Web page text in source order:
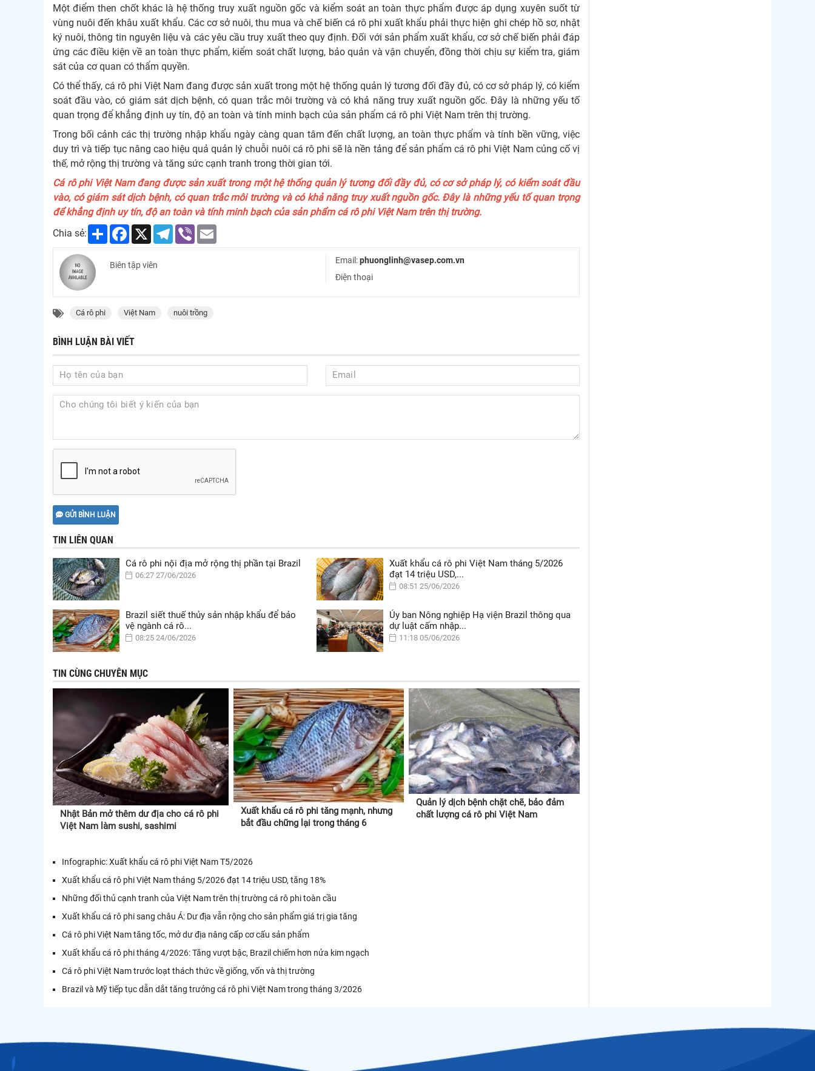
Một điểm then chốt khác là hệ thống truy xuất nguồn gốc và kiểm soát an toàn thực phẩm được áp dụng xuyên suốt từ
vùng nuôi đến khâu xuất khẩu. Các cơ sở nuôi, thu mua và chế biến cá rô phi xuất khẩu phải thực hiện ghi chép hồ sơ, nhật
ký nuôi, thông tin nguyên liệu và các yêu cầu truy xuất theo quy định. Đối với sản phẩm xuất khẩu, cơ sở chế biến phải đáp
ứng các điều kiện về an toàn thực phẩm, kiểm soát chất lượng, bảo quản và vận chuyển, đồng thời chịu sự kiểm tra, giám
sát của cơ quan có thẩm quyền.
Có thể thấy, cá rô phi Việt Nam đang được sản xuất trong một hệ thống quản lý tương đối đầy đủ, có cơ sở pháp lý, có kiểm
soát đầu vào, có giám sát dịch bệnh, có quan trắc môi trường và có khả năng truy xuất nguồn gốc. Đây là những yếu tố
quan trọng để khẳng định uy tín, độ an toàn và tính minh bạch của sản phẩm cá rô phi Việt Nam trên thị trường.
Trong bối cảnh các thị trường nhập khẩu ngày càng quan tâm đến chất lượng, an toàn thực phẩm và tính bền vững, việc
duy trì và tiếp tục nâng cao hiệu quả quản lý chuỗi nuôi cá rô phi sẽ là nền tảng để sản phẩm cá rô phi Việt Nam củng cố vị
thế, mở rộng thị trường và tăng sức cạnh tranh trong thời gian tới.
Cá rô phi Việt Nam đang được sản xuất trong một hệ thống quản lý tương đối đầy đủ, có cơ sở pháp lý, có kiểm soát đầu
vào, có giám sát dịch bệnh, có quan trắc môi trường và có khả năng truy xuất nguồn gốc. Đây là những yếu tố quan trọng
để khẳng định uy tín, độ an toàn và tính minh bạch của sản phẩm cá rô phi Việt Nam trên thị trường.
Chia sẻ:
Share Facebook
X Telegram
Viber
Biên tập viên Email:phuonglinh@vasep.com.vn
Điện thoại
Cá rô phi Việt Nam nuôi trồng
BÌNH LUẬN BÀI VIẾT
GỬI BÌNH LUẬN
TIN LIÊN QUAN
Cá rô phi nội địa mở rộng thị phần tại Brazil
06:27 27/06/2026
Xuất khẩu cá rô phi Việt Nam tháng 5/2026
đạt 14 triệu USD,...
08:51 25/06/2026
Brazil siết thuế thủy sản nhập khẩu để bảo
vệ ngành cá rô...
08:25 24/06/2026
Ủy ban Nông nghiệp Hạ viện Brazil thông qua
dự luật cấm nhập...
11:18 05/06/2026
TIN CÙNG CHUYÊN MỤC
Nhật Bản mở thêm dư địa cho cá rô phi
Việt Nam làm sushi, sashimi
Xuất khẩu cá rô phi tăng mạnh, nhưng
bắt đầu chững lại trong tháng 6
Quản lý dịch bệnh chặt chẽ, bảo đảm
chất lượng cá rô phi Việt Nam
Infographic: Xuất khẩu cá rô phi Việt Nam T5/2026
Xuất khẩu cá rô phi Việt Nam tháng 5/2026 đạt 14 triệu USD, tăng 18%
Những đối thủ cạnh tranh của Việt Nam trên thị trường cá rô phi toàn cầu
Xuất khẩu cá rô phi sang châu Á: Dư địa vẫn rộng cho sản phẩm giá trị gia tăng
Cá rô phi Việt Nam tăng tốc, mở dư địa nâng cấp cơ cấu sản phẩm
Xuất khẩu cá rô phi tháng 4/2026: Tăng vượt bậc, Brazil chiếm hơn nửa kim ngạch
Cá rô phi Việt Nam trước loạt thách thức về giống, vốn và thị trường
Brazil và Mỹ tiếp tục dẫn dắt tăng trưởng cá rô phi Việt Nam trong tháng 3/2026